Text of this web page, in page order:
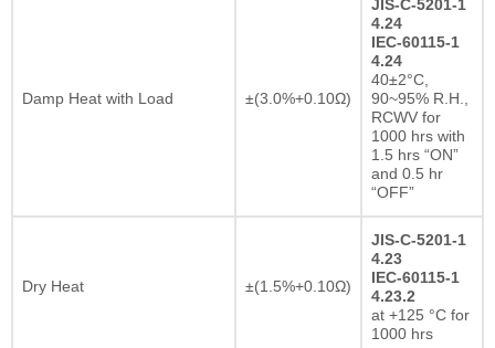
Damp Heat with Load ±(3.0%+0.10Ω)
JIS-C-5201-1
4.24
IEC-60115-1
4.24
40±2°C,
90~95% R.H.,
RCWV for
1000 hrs with
1.5 hrs “ON”
and 0.5 hr
“OFF”
Dry Heat ±(1.5%+0.10Ω)
JIS-C-5201-1
4.23
IEC-60115-1
4.23.2
at +125 °C for
1000 hrs